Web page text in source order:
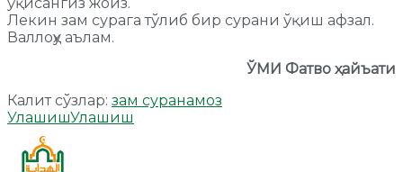
Лекин зам сурага тўлиб бир сурани ўқиш афзал.
Валлоҳу аълам.
ЎМИ Фатво ҳайъати
Калит сўзлар: зам суранамоз
УлашишУлашиш